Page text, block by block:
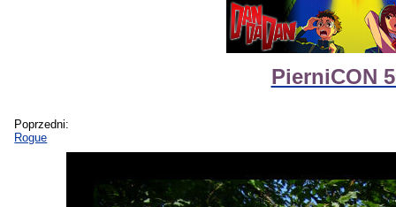
PierniCON
Poprzedni:
Rogue